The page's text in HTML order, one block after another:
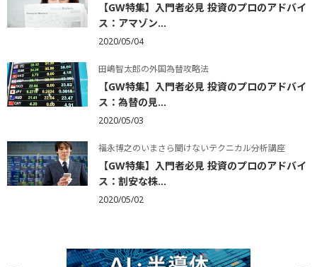
【GW特集】入門者必見 投資のプロのアドバイ
ス：アマゾン...
2020/05/04
田嶋智太郎の外国為替攻略法
【GW特集】入門者必見 投資のプロのアドバイ
ス：為替の見...
2020/05/03
福永博之のいまさら聞けないテクニカル分析講座
【GW特集】入門者必見 投資のプロのアドバイ
ス：割安な株...
2020/05/02